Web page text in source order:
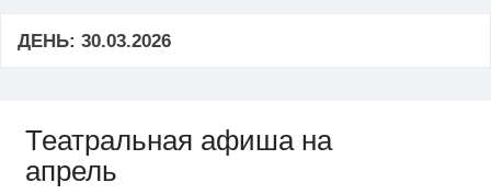
ДЕНЬ: 30.03.2026
Театральная афиша на
апрель